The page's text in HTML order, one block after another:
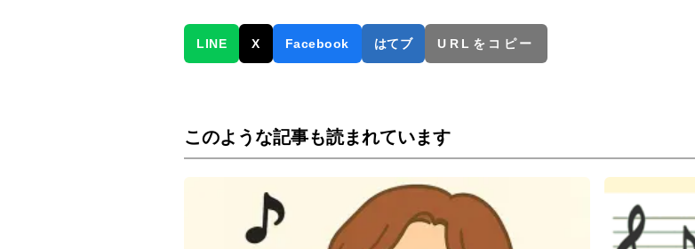
LINE X Facebook はてブ URLをコピー
このような記事も読まれています